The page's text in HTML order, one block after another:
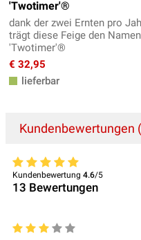
'Twotimer'®
dank der zwei Ernten pro
trägt diese Feige den Namen
'Twotimer'®
€ 32,95
lieferbar
Kundenbewertungen
Kundenbewertung 4.6/5
13 Bewertungen